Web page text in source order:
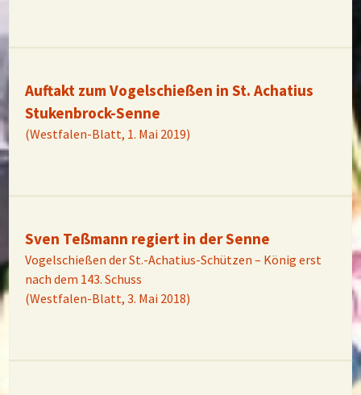
Auftakt zum Vogelschießen in St. Achatius
Stukenbrock-Senne
(Westfalen-Blatt, 1. Mai 2019)
Sven Teßmann regiert in der Senne
Vogelschießen der St.-Achatius-Schützen – König erst
nach dem 143. Schuss
(Westfalen-Blatt, 3. Mai 2018)